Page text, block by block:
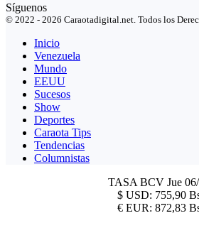
Síguenos
© 2022 - 2026 Caraotadigital.net. Todos los
Inicio
Venezuela
Mundo
EEUU
Sucesos
Show
Deportes
Caraota Tips
Tendencias
Columnistas
TASA BCV Jue
$ USD: 755,90
€ EUR: 872,83